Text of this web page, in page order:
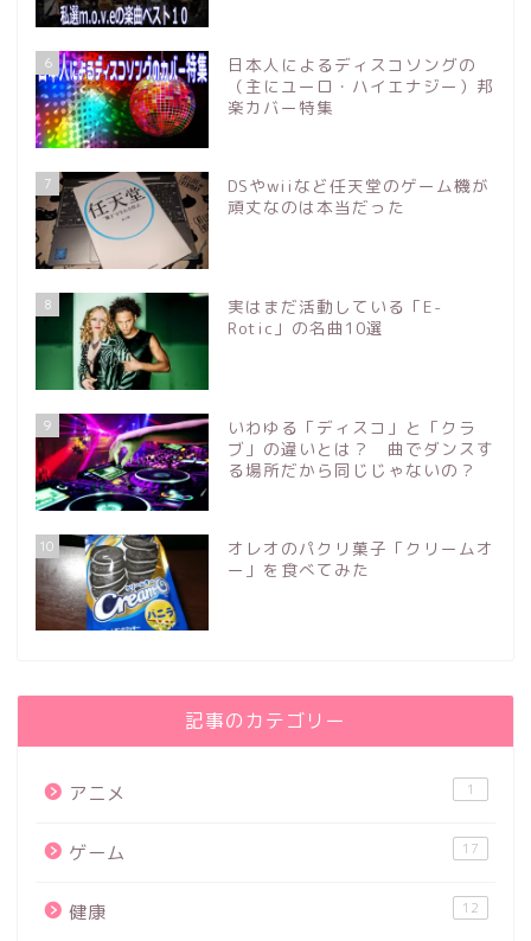
6
日本人によるディスコソングの
（主にユーロ・ハイエナジー）邦
楽カバー特集
7
DSやwiiなど任天堂のゲーム機が
頑丈なのは本当だった
8
実はまだ活動している「E-
Rotic」の名曲10選
9
いわゆる「ディスコ」と「クラ
ブ」の違いとは？ 曲でダンスす
る場所だから同じじゃないの？
10
オレオのパクリ菓子「クリームオ
ー」を食べてみた
記事のカテゴリー
アニメ 1
ゲーム 17
健康 12